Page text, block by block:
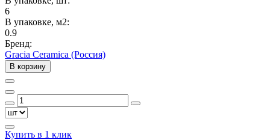
6
В упаковке, м2:
0.9
Бренд:
Gracia Ceramica (Россия)
В корзину
Купить в 1 клик